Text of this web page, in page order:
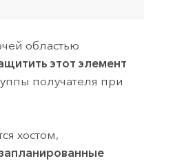
областью
этот элемент
получателя при
хостом,